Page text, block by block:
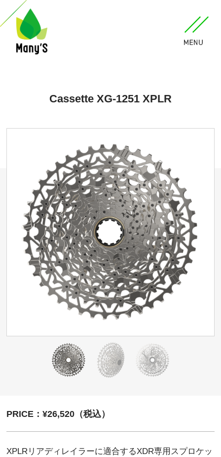
Cassette XG-1251 XPLR
PRICE：¥26,520（税込）
XPLRリアディレイラーに適合するXDR専用スプロケッ